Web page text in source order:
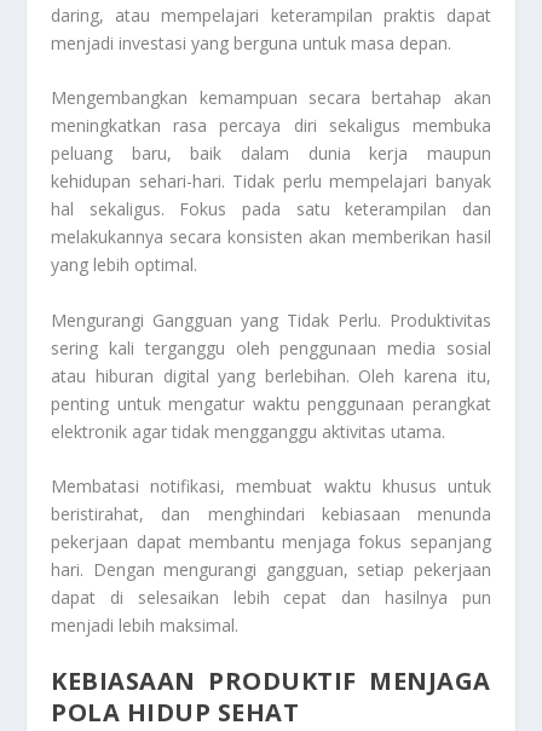
daring, atau mempelajari keterampilan praktis dapat
menjadi investasi yang berguna untuk masa depan.
Mengembangkan kemampuan secara bertahap akan
meningkatkan rasa percaya diri sekaligus membuka
peluang baru, baik dalam dunia kerja maupun
kehidupan sehari-hari. Tidak perlu mempelajari banyak
hal sekaligus. Fokus pada satu keterampilan dan
melakukannya secara konsisten akan memberikan hasil
yang lebih optimal.
Mengurangi Gangguan yang Tidak Perlu. Produktivitas
sering kali terganggu oleh penggunaan media sosial
atau hiburan digital yang berlebihan. Oleh karena itu,
penting untuk mengatur waktu penggunaan perangkat
elektronik agar tidak mengganggu aktivitas utama.
Membatasi notifikasi, membuat waktu khusus untuk
beristirahat, dan menghindari kebiasaan menunda
pekerjaan dapat membantu menjaga fokus sepanjang
hari. Dengan mengurangi gangguan, setiap pekerjaan
dapat di selesaikan lebih cepat dan hasilnya pun
menjadi lebih maksimal.
KEBIASAAN PRODUKTIF MENJAGA
POLA HIDUP SEHAT